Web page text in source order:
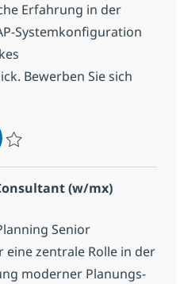
Erfahrung in der
Systemkonfiguration
Bewerben Sie sich
Conversion & Data
(w/mx)
Senior
zentrale Rolle in der
moderner Planungs-